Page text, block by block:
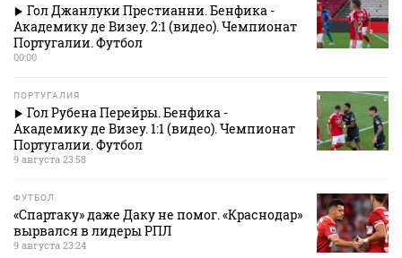
Гол Джанлуки Престианни. Бенфика -
Академику де Визеу. 2:1 (видео). Чемпионат
Португалии. Футбол
00:00
ПОРТУГАЛИЯ
Гол Рубена Перейры. Бенфика -
Академику де Визеу. 1:1 (видео). Чемпионат
Португалии. Футбол
9 августа 23:58
ФУТБОЛ
«Спартаку» даже Даку не помог. «Краснодар»
вырвался в лидеры РПЛ
9 августа 23:24